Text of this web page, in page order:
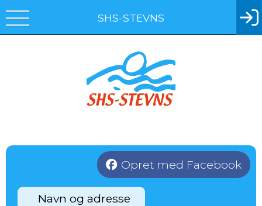
SHS-STEVNS
Opret med Facebook
Navn og adresse